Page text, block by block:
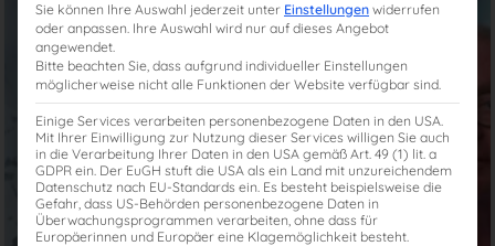
Sie können Ihre Auswahl jederzeit unter Einstellungen widerrufen
oder anpassen. Ihre Auswahl wird nur auf dieses Angebot
angewendet.
Bitte beachten Sie, dass aufgrund individueller Einstellungen
möglicherweise nicht alle Funktionen der Website verfügbar sind.
Einige Services verarbeiten personenbezogene Daten in den USA.
Mit Ihrer Einwilligung zur Nutzung dieser Services willigen Sie auch
in die Verarbeitung Ihrer Daten in den USA gemäß Art. 49 (1) lit. a
GDPR ein. Der EuGH stuft die USA als ein Land mit unzureichendem
Datenschutz nach EU-Standards ein. Es besteht beispielsweise die
Gefahr, dass US-Behörden personenbezogene Daten in
Überwachungsprogrammen verarbeiten, ohne dass für
Europäerinnen und Europäer eine Klagemöglichkeit besteht.